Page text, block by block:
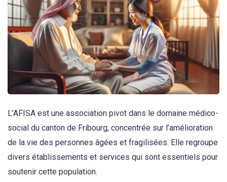
L’AFISA est une association pivot dans le domaine médico-
social du canton de Fribourg, concentrée sur l’amélioration
de la vie des personnes âgées et fragilisées. Elle regroupe
divers établissements et services qui sont essentiels pour
soutenir cette population.